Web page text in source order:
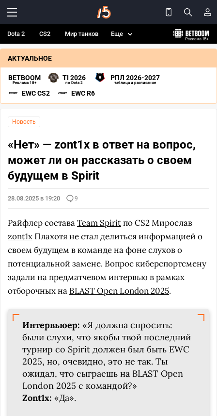
Dota 2 CS2 Мир танков Еще
АКТУАЛЬНОЕ
BETBOOM
Реклама 18+
TI 2026
по Dota 2
РПЛ 2026-2027
таблица и расписание
EWC CS2 EWC R6
Новость
«Нет» — zont1x в ответ на вопрос,
может ли он рассказать о своем
будущем в Spirit
28.08.2025 в 19:20 9
Райфлер составаTeam Spiritпо CS2 Мирослав
zont1x Плахотя не стал делиться информацией о
своем будущем в команде на фоне слухов о
потенциальной замене. Вопрос киберспортсмену
задали на предматчевом интервью в рамках
отборочных на BLAST Open London 2025.
Интервьюер: «Я должна спросить:
были слухи, что якобы твой последний
турнир со Spirit должен был быть EWC
2025, но, очевидно, это не так. Ты
ожидал, что сыграешь на BLAST Open
London 2025 с командой?»
Zont1x: «Да».